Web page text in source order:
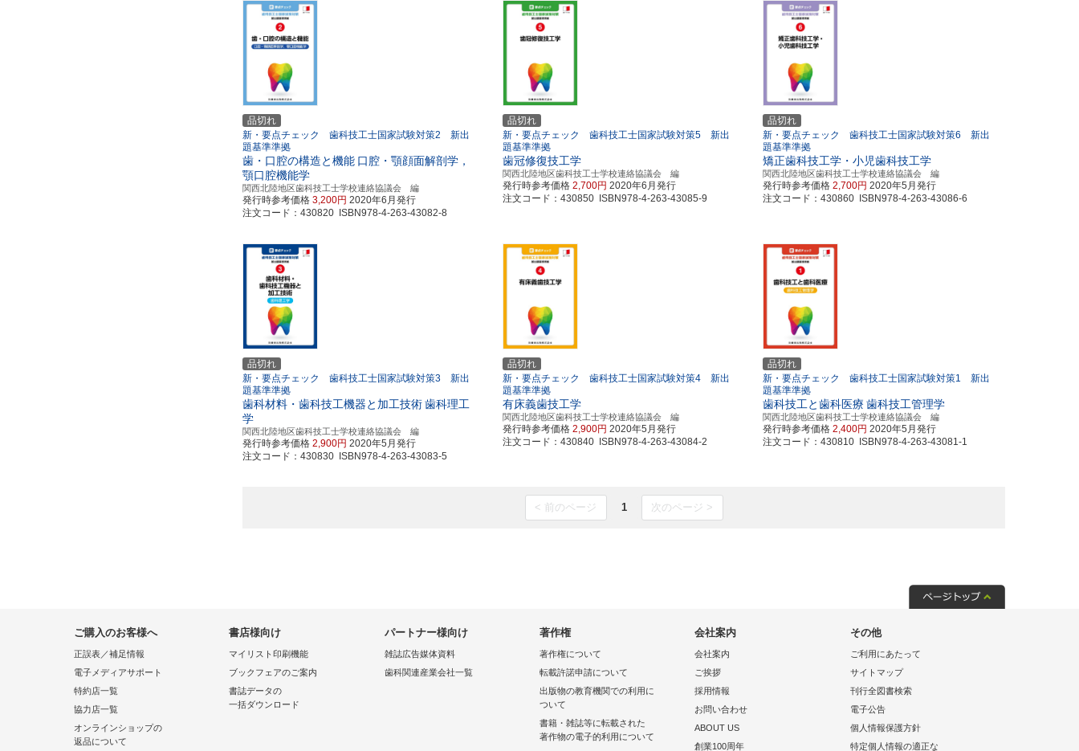
品切れ
新・要点チェック 歯科技工士国家試験対策2 新出
題基準準拠
歯・口腔の構造と機能 口腔・顎顔面解剖学，
顎口腔機能学
関西北陸地区歯科技工士学校連絡協議会 編
発行時参考価格 3,200円 2020年6月発行
注文コード：430820 ISBN978-4-263-43082-8
品切れ
新・要点チェック 歯科技工士国家試験対策5 新出
題基準準拠
歯冠修復技工学
関西北陸地区歯科技工士学校連絡協議会 編
発行時参考価格2,700円 2020年6月発行
注文コード：430850 ISBN978-4-263-43085-9
品切れ
新・要点チェック 歯科技工士国家試験対策6 新出
題基準準拠
矯正歯科技工学・小児歯科技工学
関西北陸地区歯科技工士学校連絡協議会 編
発行時参考価格2,700円 2020年5月発行
注文コード：430860 ISBN978-4-263-43086-6
品切れ
新・要点チェック 歯科技工士国家試験対策3 新出
題基準準拠
歯科材料・歯科技工機器と加工技術歯科理工
学
関西北陸地区歯科技工士学校連絡協議会 編
発行時参考価格 2,900円 2020年5月発行
注文コード：430830 ISBN978-4-263-43083-5
品切れ
新・要点チェック 歯科技工士国家試験対策4 新出
題基準準拠
有床義歯技工学
関西北陸地区歯科技工士学校連絡協議会 編
発行時参考価格2,900円 2020年5月発行
注文コード：430840 ISBN978-4-263-43084-2
品切れ
新・要点チェック 歯科技工士国家試験対策1 新出
題基準準拠
歯科技工と歯科医療 歯科技工管理学
関西北陸地区歯科技工士学校連絡協議会 編
発行時参考価格2,400円 2020年5月発行
注文コード：430810 ISBN978-4-263-43081-1
< 前のページ 1 次のページ >
ご購入のお客様へ
正誤表／補足情報
電子メディアサポート
特約店一覧
協力店一覧
オンラインショップの
返品について
書店様向け
マイリスト印刷機能
ブックフェアのご案内
書誌データの
一括ダウンロード
パートナー様向け
雑誌広告媒体資料
歯科関連産業会社一覧
著作権
著作権について
転載許諾申請について
出版物の教育機関での利用に
ついて
書籍・雑誌等に転載された
著作物の電子的利用について
会社案内
会社案内
ご挨拶
採用情報
お問い合わせ
ABOUT US
創業100周年
その他
ご利用にあたって
サイトマップ
刊行全図書検索
電子公告
個人情報保護方針
特定個人情報の適正な